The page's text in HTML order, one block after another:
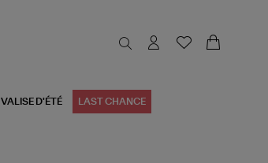
VALISE D'ÉTÉ LAST CHANCE